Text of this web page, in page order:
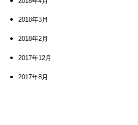
2018年3月
2018年2月
2017年12月
2017年8月